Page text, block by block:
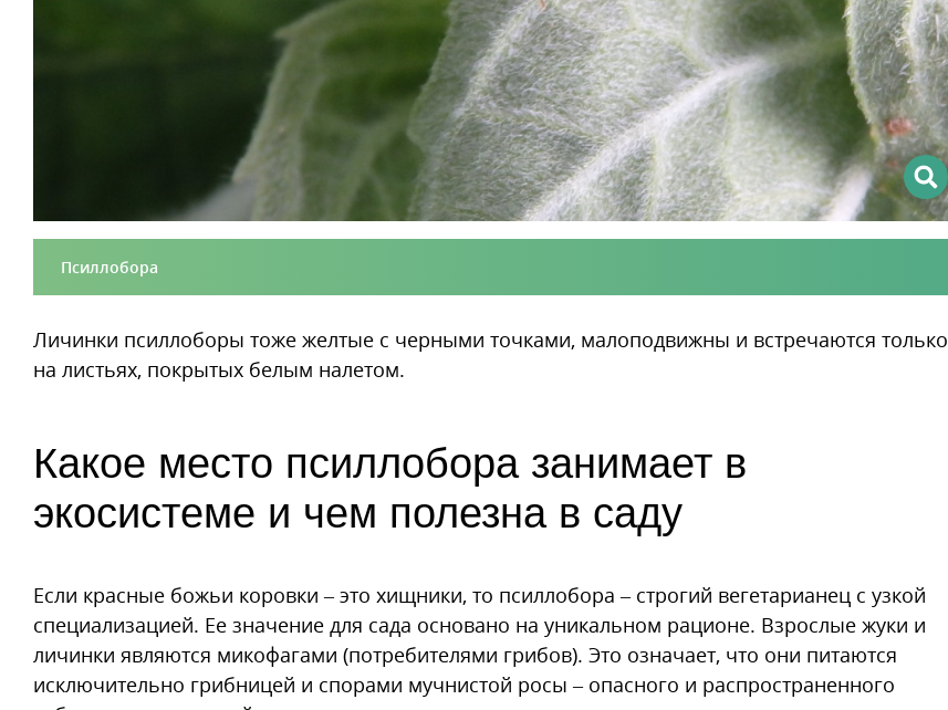
Псиллобора
Личинки псиллоборы тоже желтые с черными точками, малоподвижны и встречаются только
на листьях, покрытых белым налетом.
Какое место псиллобора занимает в
экосистеме и чем полезна в саду
Если красные божьи коровки – это хищники, то псиллобора – строгий вегетарианец с узкой
специализацией. Ее значение для сада основано на уникальном рационе. Взрослые жуки и
личинки являются микофагами (потребителями грибов). Это означает, что они питаются
исключительно грибницей и спорами мучнистой росы – опасного и распространенного